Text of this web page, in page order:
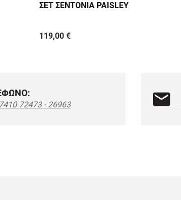
ΣΕΤ ΣΕΝΤΟΝΙΑ PAISLEY
119,00 €
72473 - 26963